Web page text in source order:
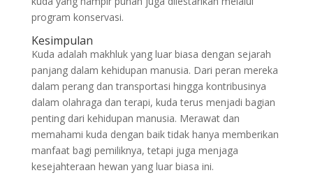
program konservasi.
Kesimpulan
Kuda adalah makhluk yang luar biasa dengan sejarah
panjang dalam kehidupan manusia. Dari peran mereka
dalam perang dan transportasi hingga kontribusinya
dalam olahraga dan terapi, kuda terus menjadi bagian
penting dari kehidupan manusia. Merawat dan
memahami kuda dengan baik tidak hanya memberikan
manfaat bagi pemiliknya, tetapi juga menjaga
kesejahteraan hewan yang luar biasa ini.